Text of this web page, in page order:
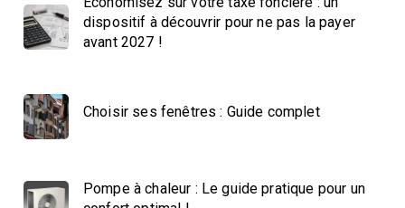
dispositif à découvrir pour ne pas la payer
avant 2027 !
Choisir ses fenêtres : Guide complet
Pompe à chaleur : Le guide pratique pour un